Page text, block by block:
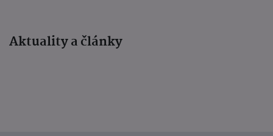
Aktuality a články